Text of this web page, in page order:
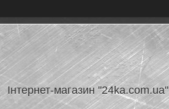
Інтернет-магазин "24ka.com.ua"